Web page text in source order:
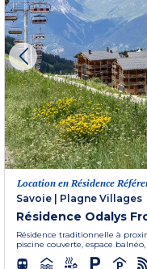
Location en Résidence
Savoie
Plagne Villages
Résidence Odalys
Résidence traditionnelle à
piscine couverte, espace